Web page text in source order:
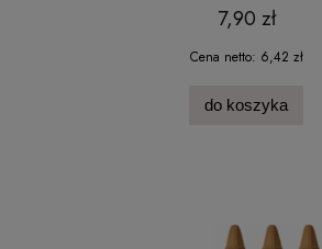
7,90 zł
Cena netto: 6,42 zł
do koszyka